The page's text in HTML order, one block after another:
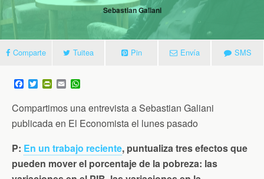
Sebastian Galiani
Comparte Tuitea Pin Envía SMS
F
a
e
b
o
k
T
w
t
t
e
P
n
t
F
i
e
n
E
m
i t
s
A
p
Compartimos una entrevista a Sebastian Galiani
publicada en El Economista el lunes pasado
P: En un trabajo reciente, puntualiza tres efectos que
pueden mover el porcentaje de la pobreza: las